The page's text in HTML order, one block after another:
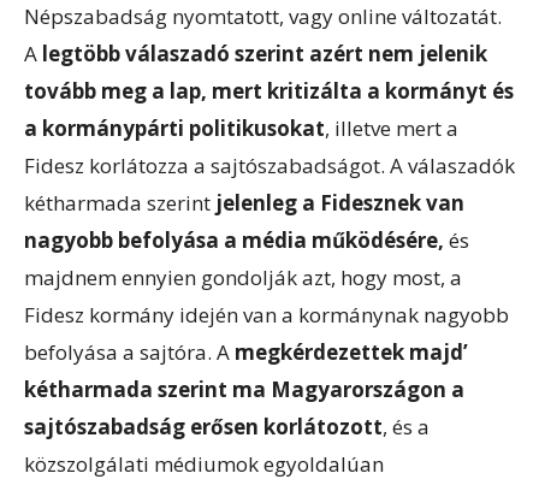
Népszabadság nyomtatott, vagy online változatát.
A legtöbb válaszadó szerint azért nem jelenik
tovább meg a lap, mert kritizálta a kormányt és
a kormánypárti politikusokat, illetve mert a
Fidesz korlátozza a sajtószabadságot. A válaszadók
kétharmada szerint jelenleg a Fidesznek van
nagyobb befolyása a média működésére, és
majdnem ennyien gondolják azt, hogy most, a
Fidesz kormány idején van a kormánynak nagyobb
befolyása a sajtóra. A megkérdezettek majd’
kétharmada szerint ma Magyarországon a
sajtószabadság erősen korlátozott, és a
közszolgálati médiumok egyoldalúan